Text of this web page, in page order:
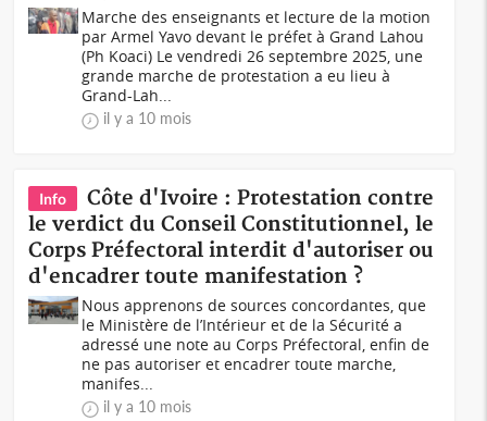
Marche des enseignants et lecture de la motion
par Armel Yavo devant le préfet à Grand Lahou
(Ph Koaci) Le vendredi 26 septembre 2025, une
grande marche de protestation a eu lieu à
Grand-Lah...
il y a 10 mois
Info
Côte d'Ivoire : Protestation contre
le verdict du Conseil Constitutionnel, le
Corps Préfectoral interdit d'autoriser ou
d'encadrer toute manifestation ?
Nous apprenons de sources concordantes, que
le Ministère de l’Intérieur et de la Sécurité a
adressé une note au Corps Préfectoral, enfin de
ne pas autoriser et encadrer toute marche,
manifes...
il y a 10 mois